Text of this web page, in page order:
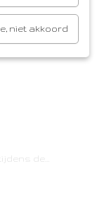
de…
niet akkoord